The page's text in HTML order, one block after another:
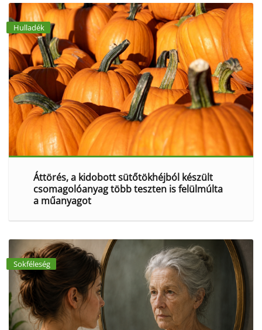
Hulladék
Áttörés, a kidobott sütőtökhéjból készült
csomagolóanyag több teszten is felülmúlta
a műanyagot
Sokféleség